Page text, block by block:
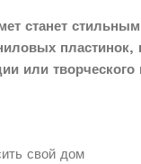
станет
или творческого
свой дом